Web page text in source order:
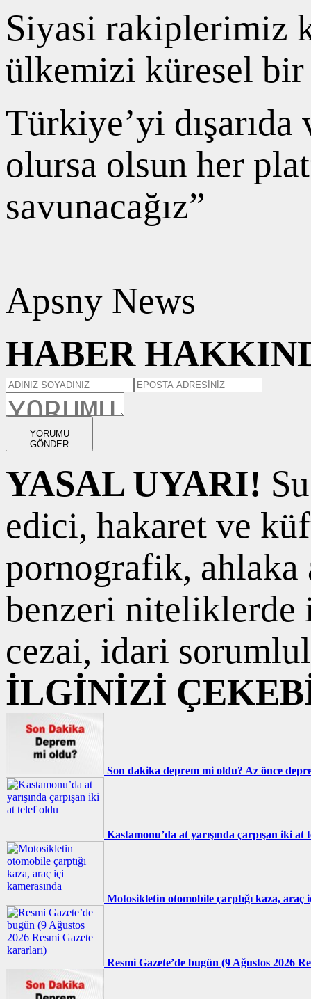
Siyasi rakiplerimiz
ülkemizi küresel bir
Türkiye’yi
olursa olsun her
savunacağız”
Apsny News
HABER
YORUMU
GÖNDER
YASAL UYARI!
edici, hakaret ve
pornografik, ahlaka
benzeri niteliklerde
cezai, idari
İLGİNİZİ
Son dakika deprem mi oldu? Az önce
Kastamonu’da at yarışında çarpışan iki at
Motosikletin otomobile çarptığı kaza, araç
Resmi Gazete’de bugün (9 Ağustos 2026